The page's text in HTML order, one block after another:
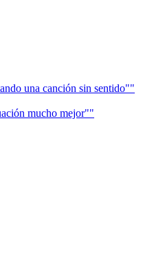
una canción sin sentido""
mucho mejor""